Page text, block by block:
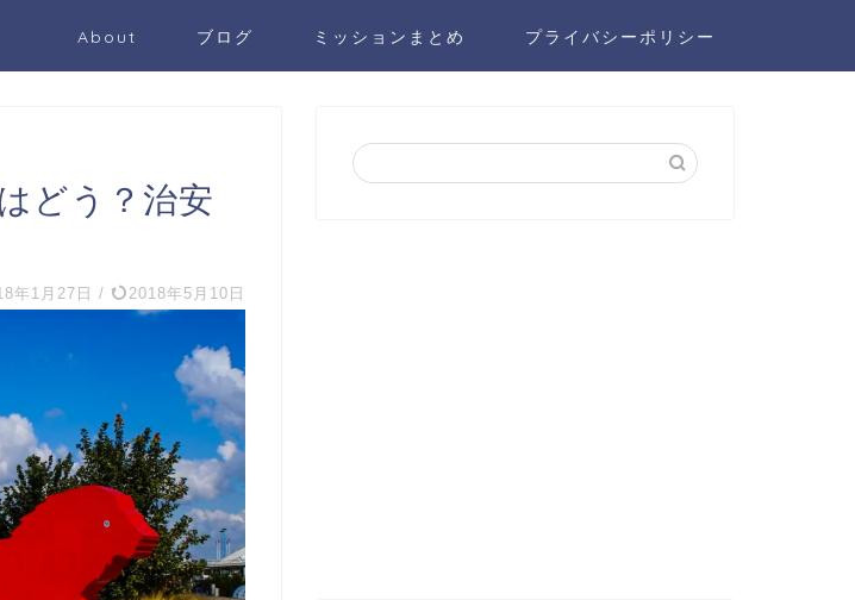
About ブログ ミッションまとめ プライバシーポリシー
どう？治安
年1月27日 / 2018年5月10日